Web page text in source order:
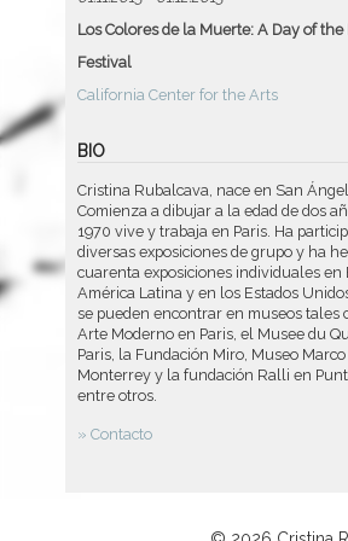
Los Colores de la Muerte: A Day of the
Festival
California Center for the Arts
BIO
Cristina Rubalcava, nace en San
Comienza a dibujar a la edad de dos
1970 vive y trabaja en Paris. Ha
diversas exposiciones de grupo y ha
cuarenta exposiciones individuales en
América Latina y en los Estados
se pueden encontrar en museos tales
Arte Moderno en Paris, el Musee du
Paris, la Fundación Miro, Museo Marco
Monterrey y la fundación Ralli en
entre otros.
» Contacto